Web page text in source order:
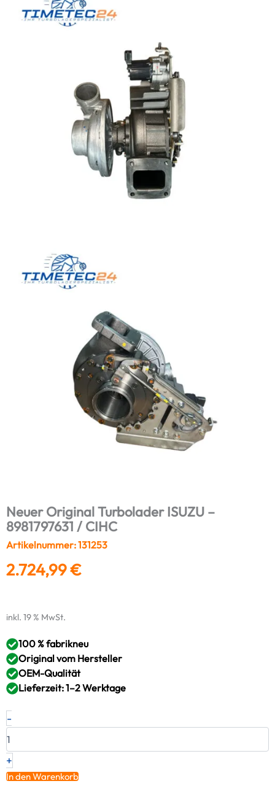
Neuer Original Turbolader ISUZU –
8981797631 / CIHC
Artikelnummer: 131253
2.724,99€
inkl. 19 % MwSt.
100 % fabrikneu
Original vom Hersteller
OEM-Qualität
Lieferzeit: 1–2 Werktage
-
Neuer
Original
–
8981797631
/
+
In den Warenkorb